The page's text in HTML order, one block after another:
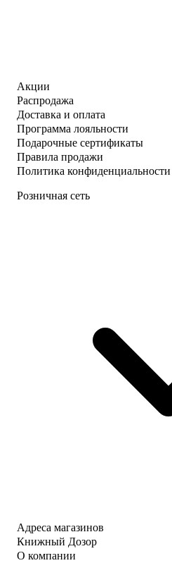
Акции
Распродажа
Доставка и оплата
Программа лояльности
Подарочные сертификаты
Правила продажи
Политика конфиденциальности
Розничная сеть
Адреса магазинов
Книжный Дозор
О компании